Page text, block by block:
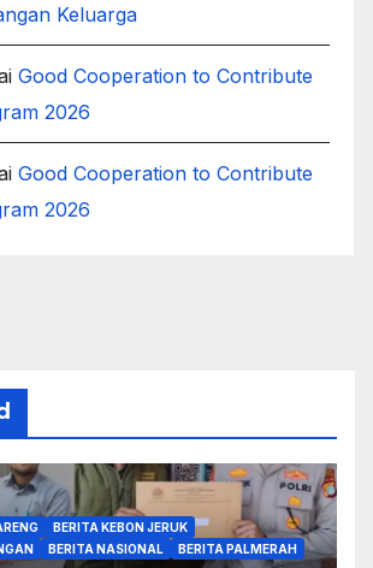
Keluarga
Good Cooperation to Contribute
2026
Good Cooperation to Contribute
2026
BERITA KEBON JERUK
BERITA NASIONAL BERITA PALMERAH